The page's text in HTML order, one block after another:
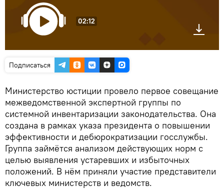
02:12
Подписаться
Министерство юстиции провело первое совещание
межведомственной экспертной группы по
системной инвентаризации законодательства. Она
создана в рамках указа президента о повышении
эффективности и дебюрократизации госслужбы.
Группа займётся анализом действующих норм с
целью выявления устаревших и избыточных
положений. В нём приняли участие представители
ключевых министерств и ведомств.